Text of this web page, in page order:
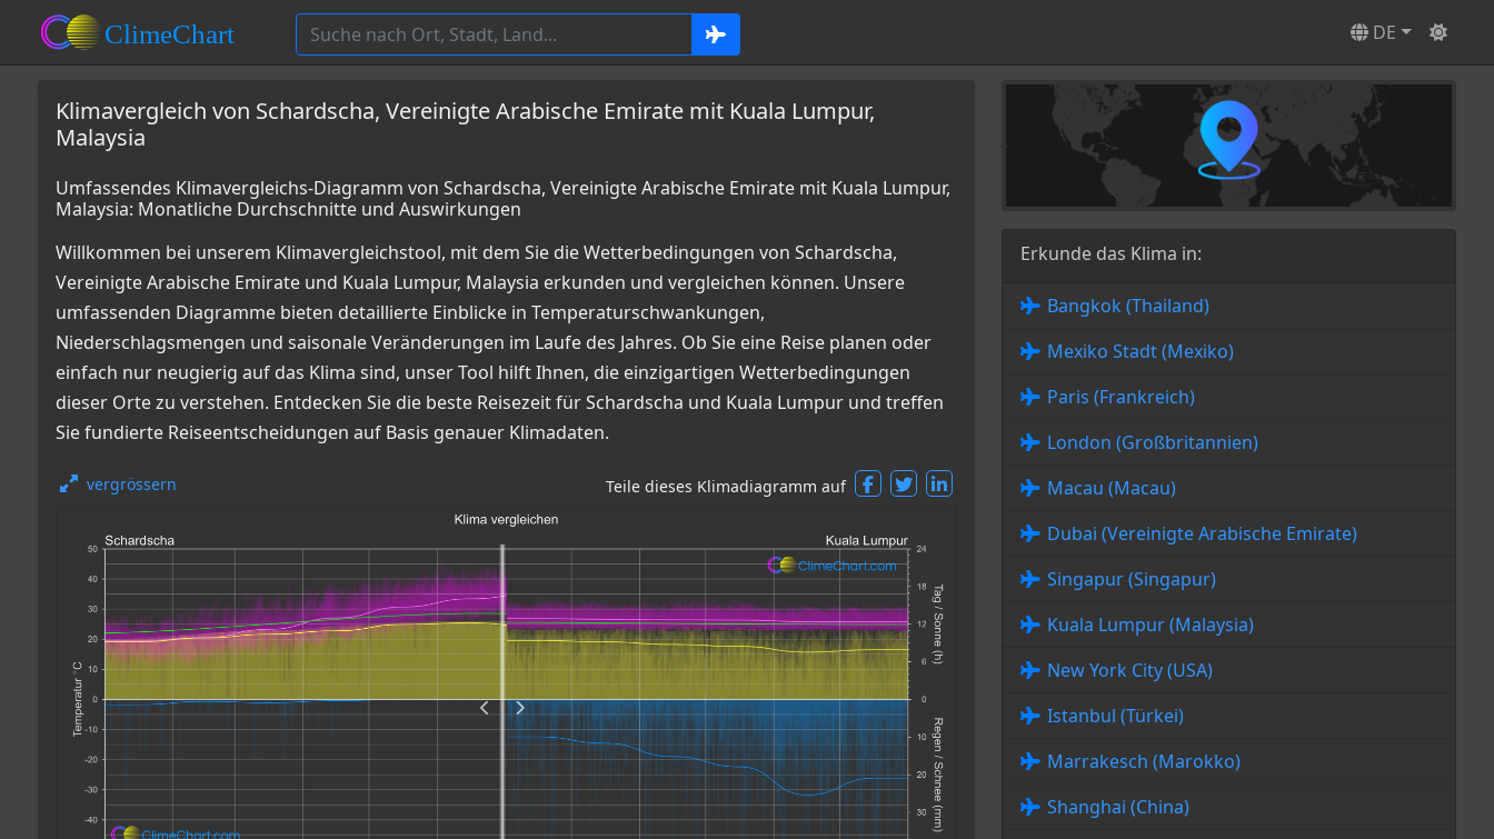
DE
Klimavergleich von Schardscha, Vereinigte Arabische Emirate mit Kuala Lumpur,
Malaysia
Umfassendes Klimavergleichs-Diagramm von Schardscha, Vereinigte Arabische Emirate mit Kuala Lumpur,
Malaysia: Monatliche Durchschnitte und Auswirkungen
Willkommen bei unserem Klimavergleichstool, mit dem Sie die Wetterbedingungen von Schardscha,
Vereinigte Arabische Emirate und Kuala Lumpur, Malaysia erkunden und vergleichen können. Unsere
umfassenden Diagramme bieten detaillierte Einblicke in Temperaturschwankungen,
Niederschlagsmengen und saisonale Veränderungen im Laufe des Jahres. Ob Sie eine Reise planen oder
einfach nur neugierig auf das Klima sind, unser Tool hilft Ihnen, die einzigartigen Wetterbedingungen
dieser Orte zu verstehen. Entdecken Sie die beste Reisezeit für Schardscha und Kuala Lumpur und treffen
Sie fundierte Reiseentscheidungen auf Basis genauer Klimadaten.
vergrössern Teile dieses Klimadiagramm auf
Erkunde das Klima in:
Bangkok (Thailand)
Mexiko Stadt (Mexiko)
Paris (Frankreich)
London (Großbritannien)
Macau (Macau)
Dubai (Vereinigte Arabische Emirate)
Singapur (Singapur)
Kuala Lumpur (Malaysia)
New York City (USA)
Istanbul (Türkei)
Marrakesch (Marokko)
Shanghai (China)